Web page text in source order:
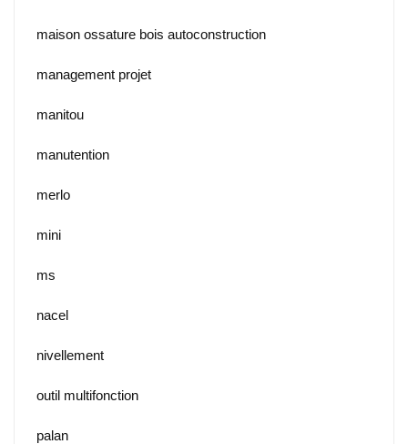
maison ossature bois autoconstruction
management projet
manitou
manutention
merlo
mini
ms
nacel
nivellement
outil multifonction
palan